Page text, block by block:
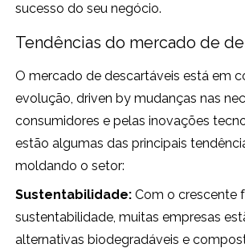
sucesso do seu negócio.
Tendências do mercado de
O mercado de descartáveis está em
evolução, driven by mudanças nas
consumidores e pelas inovações
estão algumas das principais
moldando o setor:
Sustentabilidade: Com o crescente
sustentabilidade, muitas empresas
alternativas biodegradáveis e